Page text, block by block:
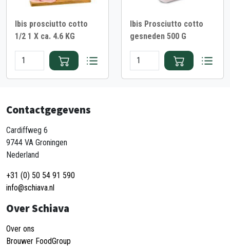
Ibis prosciutto cotto
1/2 1 X ca. 4.6 KG
Ibis Prosciutto cotto
gesneden 500 G
Contactgegevens
Cardiffweg 6
9744 VA Groningen
Nederland
+31 (0) 50 54 91 590
info@schiava.nl
Over Schiava
Over ons
Brouwer FoodGroup